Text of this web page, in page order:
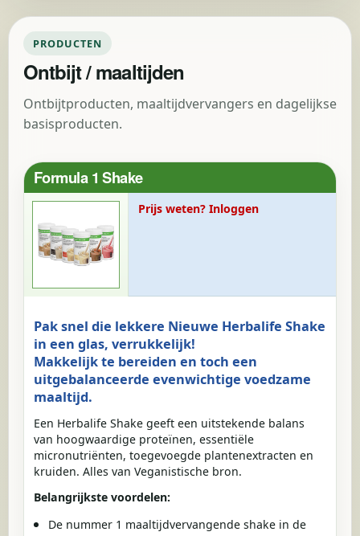
PRODUCTEN
Ontbijt / maaltijden
Ontbijtproducten, maaltijdvervangers en dagelijkse
basisproducten.
Formula 1 Shake
Pak snel die lekkere Nieuwe Herbalife Shake
in een glas, verrukkelijk!
Makkelijk te bereiden en toch een
uitgebalanceerde evenwichtige voedzame
maaltijd.
Een Herbalife Shake geeft een uitstekende balans
van hoogwaardige proteïnen, essentiële
micronutriënten, toegevoegde plantenextracten en
kruiden. Alles van Veganistische bron.
Belangrijkste voordelen:
De nummer 1 maaltijdvervangende shake in de
Prijs weten? Inloggen